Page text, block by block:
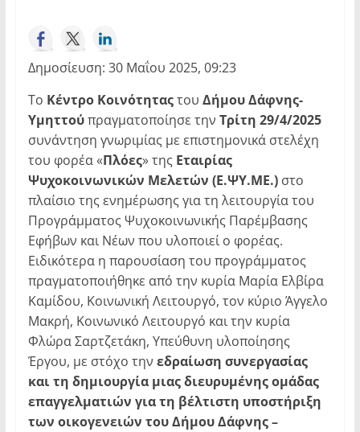
Δημοσίευση: 30 Μαΐου 2025, 09:23
Το Κέντρο Κοινότηταςτου Δήμου Δάφνης-
Υμηττούπραγματοποίησε την Τρίτη 29/4/2025
συνάντηση γνωριμίας με επιστημονικά στελέχη
του φορέα «Πλόες» της Εταιρίας
Ψυχοκοινωνικών Μελετών (Ε.ΨΥ.ΜΕ.)στο
πλαίσιο της ενημέρωσης για τη λειτουργία του
Προγράμματος Ψυχοκοινωνικής Παρέμβασης
Εφήβων και Νέων που υλοποιεί ο φορέας.
Ειδικότερα η παρουσίαση του προγράμματος
πραγματοποιήθηκε από την κυρία Μαρία Ελβίρα
Καμίδου, Κοινωνική Λειτουργό, τον κύριο Άγγελο
Μακρή, Κοινωνικό Λειτουργό και την κυρία
Φλώρα Σαρτζετάκη, Υπεύθυνη υλοποίησης
Έργου, με στόχο την εδραίωση συνεργασίας
και τη δημιουργία μιας διευρυμένης ομάδας
επαγγελματιών για τη βέλτιστη υποστήριξη
των οικογενειών του Δήμου Δάφνης –